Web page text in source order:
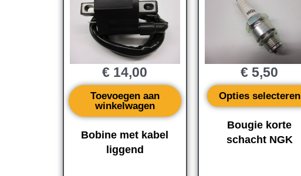
Bobine met kabel
liggend
€ 14,00
Toevoegen aan
winkelwagen
Bougie korte
schacht NGK
€ 5,50
Opties selecteren